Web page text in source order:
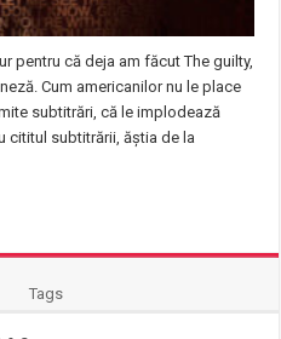
pentru că deja am făcut The guilty,
Cum americanilor nu le place
subtitrări, că le implodează
cititul subtitrării, ăștia de la
Tags